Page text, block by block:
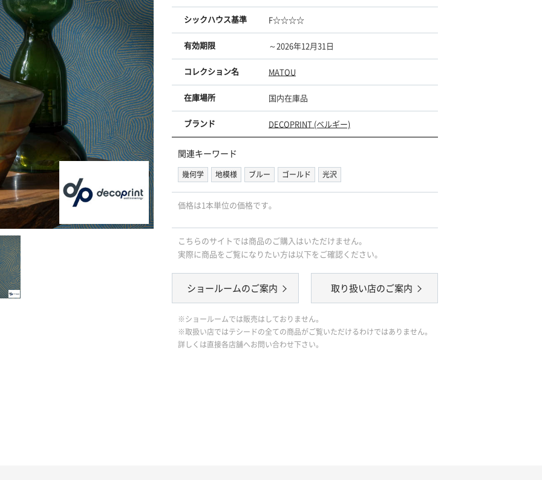
シックハウス基準 F☆☆☆☆
有効期限 ～2026年12月31日
コレクション名 MATOU
在庫場所 国内在庫品
ブランド DECOPRINT (ベルギー)
関連キーワード
幾何学 地模様 ブルー ゴールド 光沢
価格は1本単位の価格です｡
こちらのサイトでは商品のご購入はいただけません。
実際に商品をご覧になりたい方は以下をご確認ください。
ショールームのご案内 取り扱い店のご案内
※ショールームでは販売はしておりません。
※取扱い店ではテシードの全ての商品がご覧いただけるわけではありません。
詳しくは直接各店舗へお問い合わせ下さい。